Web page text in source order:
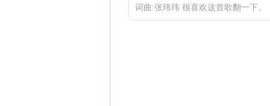
词曲:张玮玮 很喜欢这首歌翻一下。